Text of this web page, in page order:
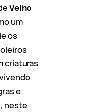
Velho
um
os
criaturas
e
neste